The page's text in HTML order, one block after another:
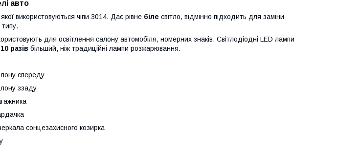
авто
використовуються чіпи 3014. Дає рівне біле світло, відмінно підходить для заміни
для освітлення салону автомобіля, номерних знаків. Світлодіодні LED лампи
разів більший, ніж традиційні лампи розжарювання.
спереду
ззаду
сонцезахисного козирка